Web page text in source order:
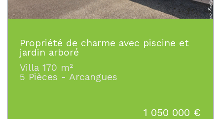
Propriété de charme avec piscine et
jardin arboré
Villa 170 m²
5 Pièces - Arcangues
1 050 000 €